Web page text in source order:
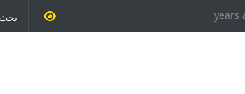
بغداد ٍ: عاشها وكتبها :وليد رباح – نيوجرسي – الولايات